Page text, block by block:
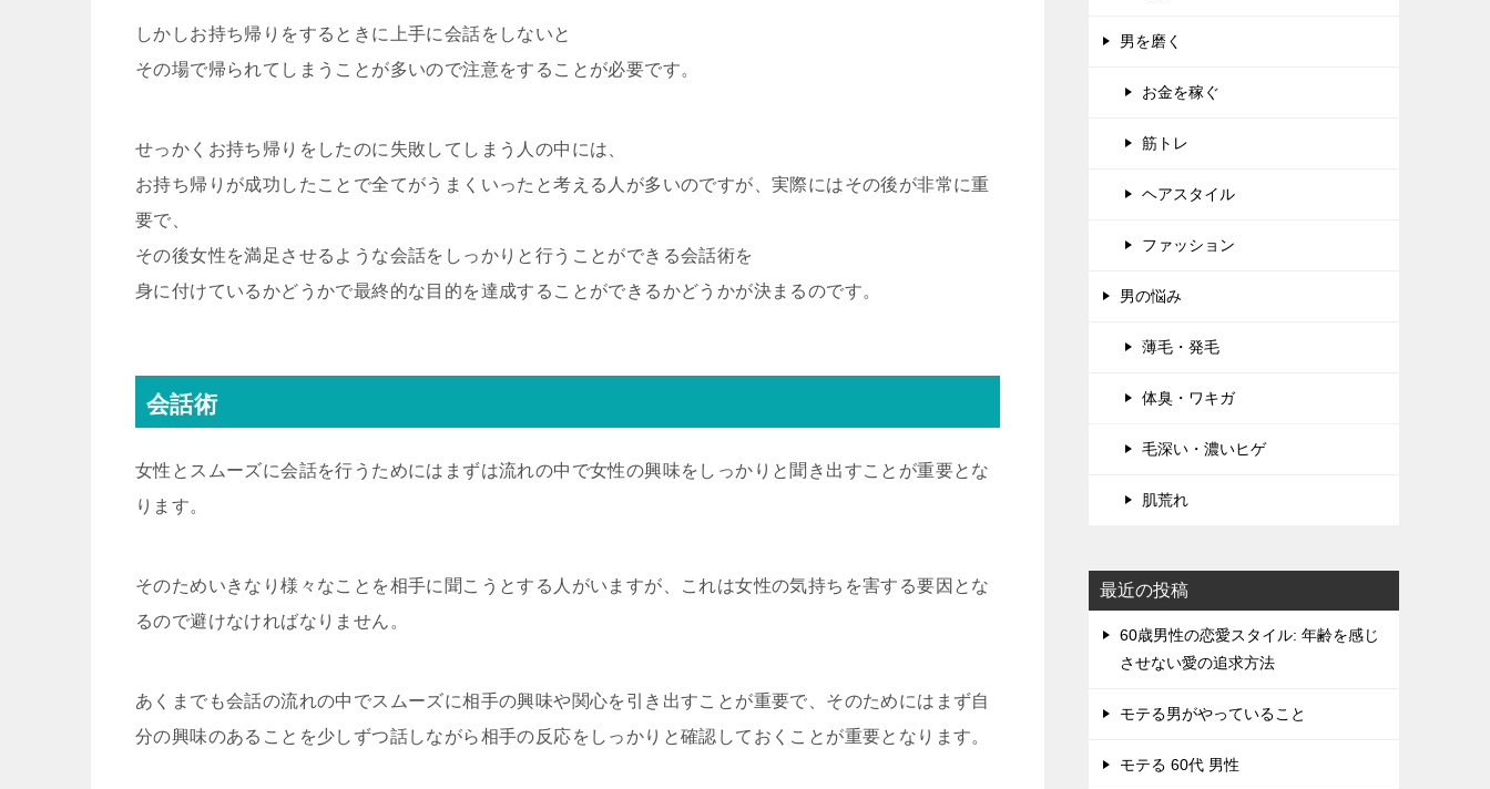
しかしお持ち帰りをするときに上手に会話をしないと
その場で帰られてしまうことが多いので注意をすることが必要です。
せっかくお持ち帰りをしたのに失敗してしまう人の中には、
お持ち帰りが成功したことで全てがうまくいったと考える人が多いのですが、実際にはその後が非常に重
要で、
その後女性を満足させるような会話をしっかりと行うことができる会話術を
身に付けているかどうかで最終的な目的を達成することができるかどうかが決まるのです。
会話術
女性とスムーズに会話を行うためにはまずは流れの中で女性の興味をしっかりと聞き出すことが重要とな
ります。
そのためいきなり様々なことを相手に聞こうとする人がいますが、これは女性の気持ちを害する要因とな
るので避けなければなりません。
あくまでも会話の流れの中でスムーズに相手の興味や関心を引き出すことが重要で、そのためにはまず自
分の興味のあることを少しずつ話しながら相手の反応をしっかりと確認しておくことが重要となります。
男を磨く
お金を稼ぐ
筋トレ
ヘアスタイル
ファッション
男の悩み
薄毛・発毛
体臭・ワキガ
毛深い・濃いヒゲ
肌荒れ
最近の投稿
60歳男性の恋愛スタイル: 年齢を感じ
させない愛の追求方法
モテる男がやっていること
モテる 60代 男性